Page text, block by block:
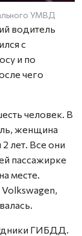
УМВД
водитель
с
и по
чего
человек. В
женщина
лет. Все они
пассажирке
месте.
ГИБДД.